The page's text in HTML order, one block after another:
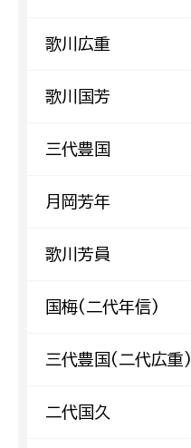
歌川広重
歌川国芳
三代豊国
月岡芳年
歌川芳員
国梅(二代年信)
三代豊国(二代広重)
二代国久